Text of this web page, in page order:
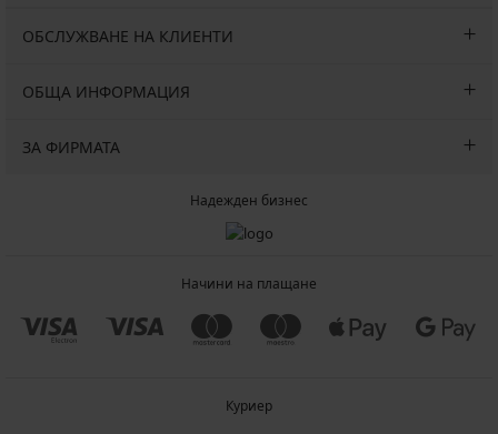
ОБСЛУЖВАНЕ НА КЛИЕНТИ
ОБЩА ИНФОРМАЦИЯ
ЗА ФИРМАТА
Надежден бизнес
Начини на плащане
Куриер